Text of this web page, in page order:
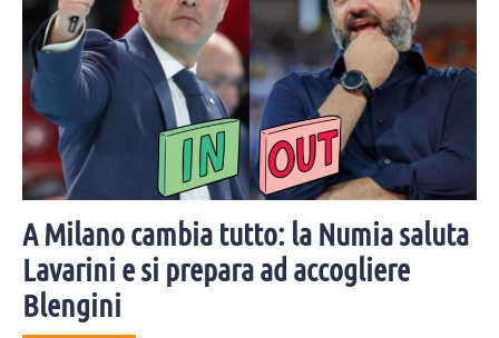
A Milano cambia tutto: la Numia saluta
Lavarini e si prepara ad accogliere
Blengini